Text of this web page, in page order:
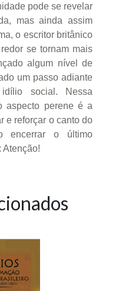
pode se revelar
mas ainda assim
o escritor britânico
se tornam mais
algum nível de
um passo adiante
social. Nessa
aspecto perene é a
e reforçar o canto do
encerrar o último
Atenção!